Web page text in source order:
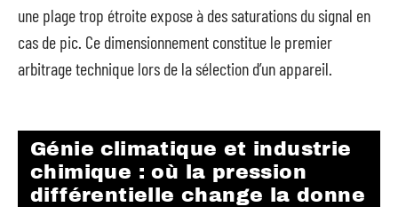
une plage trop étroite expose à des saturations du signal en
cas de pic. Ce dimensionnement constitue le premier
arbitrage technique lors de la sélection d’un appareil.
Génie climatique et industrie
chimique : où la pression
différentielle change la donne